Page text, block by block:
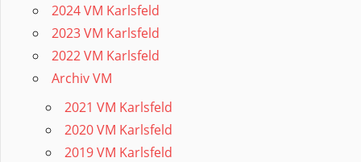
2024 VM Karlsfeld
2023 VM Karlsfeld
2022 VM Karlsfeld
Archiv VM
2021 VM Karlsfeld
2020 VM Karlsfeld
2019 VM Karlsfeld